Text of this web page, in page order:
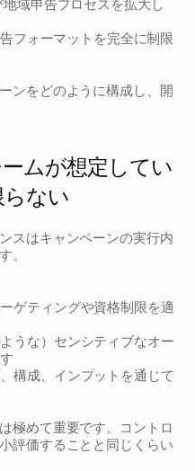
域申告プロセスを拡大し
フォーマットを完全に制限
ンをどのように構成し、開
ムが想定してい
ない
スはキャンペーンの実行内
。
ゲティングや資格制限を適
うな）センシティブなオー
構成、インプットを通じて
極めて重要です。コントロ
評価することと同じくらい